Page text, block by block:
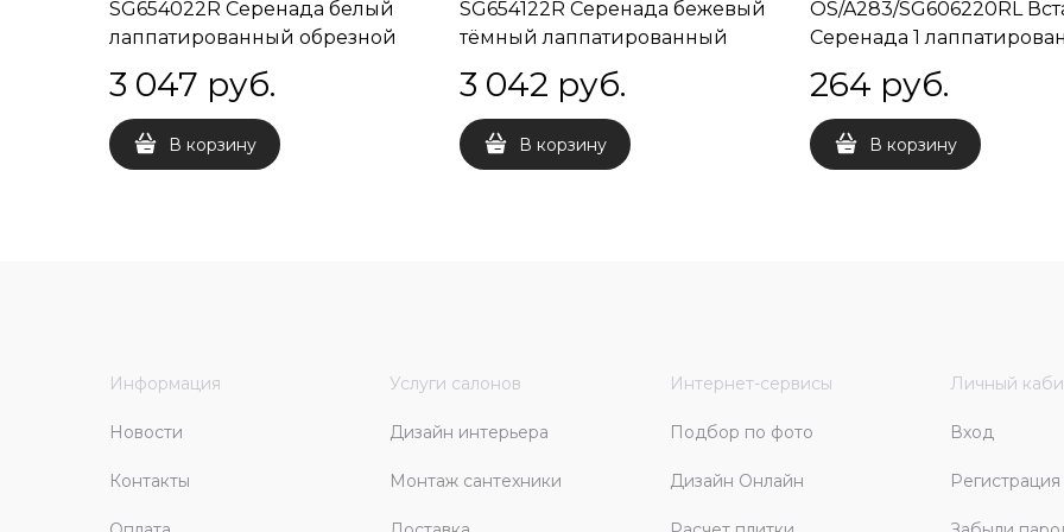
SG654022R Серенада белый
лаппатированный обрезной
3 047 руб.
В корзину
SG654122R Серенада бежевый
тёмный лаппатированный
обрезной 60x60x0,9
3 042 руб.
В корзину
OS/A283/SG606220RL
Серенада 1
обрезной 7,2x7,2x0,9
264 руб.
В корзину
Информация
Новости
Контакты
Услуги салонов
Дизайн интерьера
Монтаж сантехники
Интернет-сервисы
Подбор по фото
Дизайн Онлайн
Личный
Вход
Регистрация